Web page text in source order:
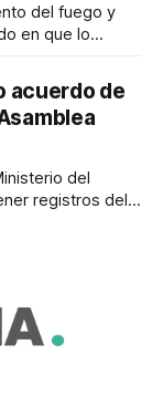
del fuego y
en que lo
acuerdo de
del
registros del